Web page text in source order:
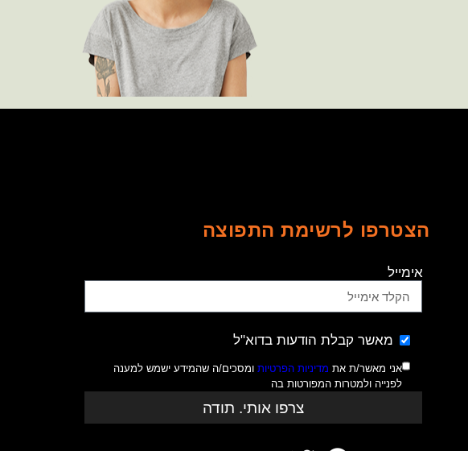
הצטרפו לרשימת התפוצה
אימייל
מאשר קבלת הודעות בדוא"ל
אני מאשר/ת את מדיניות הפרטיותומסכים/ה שהמידע ישמש למענה
לפנייה ולמטרות המפורטות בה
צרפו אותי. תודה